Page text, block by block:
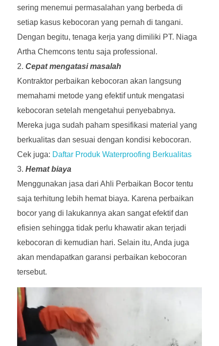
sering menemui permasalahan yang berbeda di
setiap kasus kebocoran yang pernah di tangani.
Dengan begitu, tenaga kerja yang dimiliki PT. Niaga
Artha Chemcons tentu saja professional.
Cepat mengatasi masalah
Kontraktor perbaikan kebocoran akan langsung
memahami metode yang efektif untuk mengatasi
kebocoran setelah mengetahui penyebabnya.
Mereka juga sudah paham spesifikasi material yang
berkualitas dan sesuai dengan kondisi kebocoran.
Cek juga: Daftar Produk Waterproofing Berkualitas
Hemat biaya
Menggunakan jasa dari Ahli Perbaikan Bocor tentu
saja terhitung lebih hemat biaya. Karena perbaikan
bocor yang di lakukannya akan sangat efektif dan
efisien sehingga tidak perlu khawatir akan terjadi
kebocoran di kemudian hari. Selain itu, Anda juga
akan mendapatkan garansi perbaikan kebocoran
tersebut.